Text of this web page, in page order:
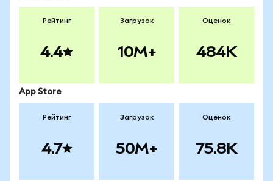
Рейтинг
4.4
Загрузок
10M+
Оценок
484K
App Store
Рейтинг
4.7
Загрузок
50M+
Оценок
75.8K